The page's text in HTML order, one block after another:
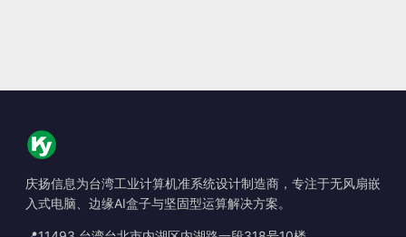
庆扬信息为台湾工业计算机准系统设计制造商，专注于无风扇嵌
入式电脑、边缘AI盒子与坚固型运算解决方案。